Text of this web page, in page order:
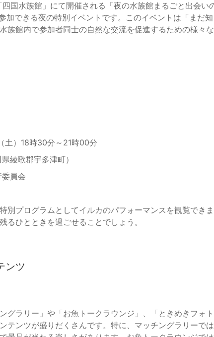
国水族館」にて開催される「夜の水族館まるごと出会い
加できる夜の特別イベントです。このイベントは「まだ
族館内で参加者同士の自然な交流を促進するための様々
）18時30分～21時00分
綾歌郡宇多津町）
員会
別プログラムとしてイルカのパフォーマンスを観覧でき
るひとときを過ごせることでしょう。
ンツ
グラリー」や「お魚トークラウンジ」、「ときめきフォ
テンツが盛りだくさんです。特に、マッチングラリーで